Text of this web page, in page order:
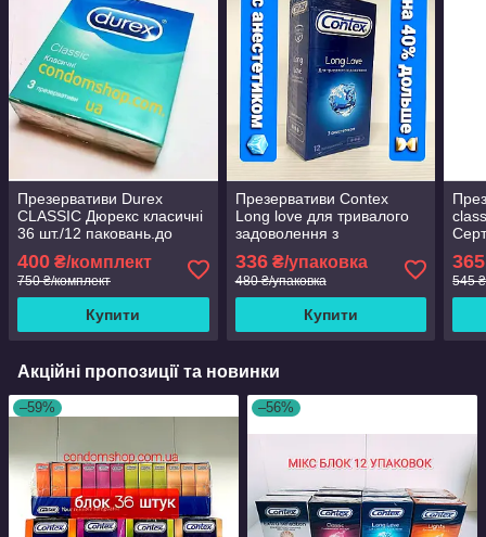
Презервативи Durex
CLASSIC Дюрекс класичні
36 шт./12 паковань.до
2030
400 ₴/комплект
750 ₴/комплект
Купити
Презервативи Contex
Long love для тривалого
задоволення з
анестетиком 12 шт
.Знижки!Сертифікати
якості.
336₴/упаковка
480 ₴/упаковка
Купити
365
545
Акційні пропозиції та новинки
–59% –56%